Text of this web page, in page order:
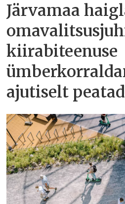
Järvamaa
kiirabiteenuse
ajutiselt